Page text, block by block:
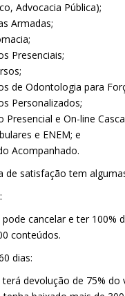
Advocacia Pública);
Armadas;
Presenciais;
de Odontologia para
Personalizados;
Presencial e On-line
e ENEM; e
Acompanhado.
de satisfação tem
pode cancelar e ter 100%
conteúdos.
dias:
terá devolução de 75%